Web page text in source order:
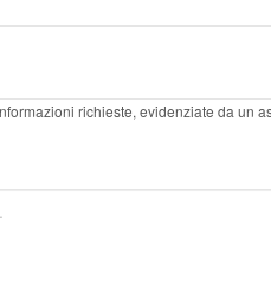
richieste, evidenziate da un